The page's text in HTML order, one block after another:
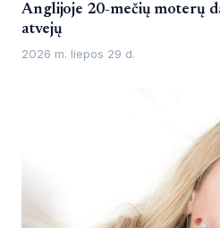
Anglijoje 20-mečių moterų
atvejų
2026 m. liepos 29 d.